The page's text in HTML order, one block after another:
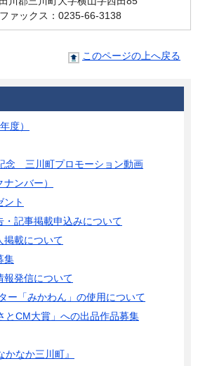
ァックス：0235-66-3138
このページの上へ戻る
度）
念 三川町プロモーション動画
ンバー）
ント
・記事掲載申込みについて
掲載について
集
報発信について
ー「みかわん」の使用について
とCM大賞」への出品作品募集
なか三川町』